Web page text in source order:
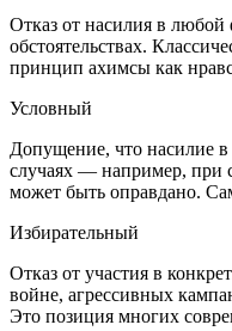
Отказ от насилия в
обстоятельствах.
принцип ахимсы как
Условный
Допущение, что насилие
случаях — например, при
может быть оправдано.
Избирательный
Отказ от участия в
войне, агрессивных
Это позиция многих